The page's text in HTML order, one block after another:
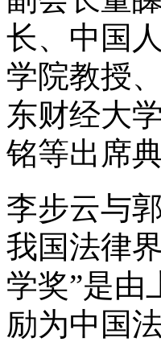
长、中国
学院教授
东财经大
铭等出席典
李步云与
我国法律
学奖”是由
励为中国